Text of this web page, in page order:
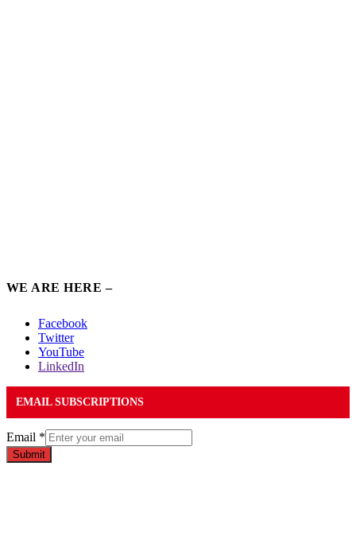
WE ARE HERE –
Facebook
Twitter
YouTube
LinkedIn
EMAIL SUBSCRIPTIONS
Email *
Submit